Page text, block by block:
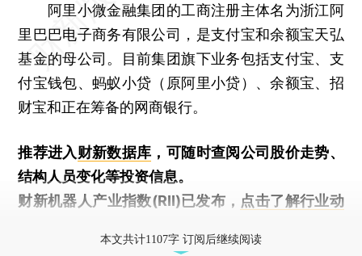
阿里小微金融集团的工商注册主体名为浙江阿
里巴巴电子商务有限公司，是支付宝和余额宝天弘
基金的母公司。目前集团旗下业务包括支付宝、支
付宝钱包、蚂蚁小贷（原阿里小贷）、余额宝、招
财宝和正在筹备的网商银行。
推荐进入财新数据库 ，可随时查阅公司股价走势、
结构人员变化等投资信息。
财新机器人产业指数(RII)已发布， 点击了解行业动
本文共计1107字 订阅后继续阅读